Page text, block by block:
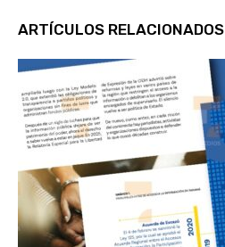
ARTÍCULOS RELACIONADOS